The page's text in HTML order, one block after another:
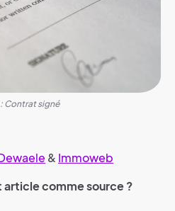
Contrat signé
& Immoweb
article comme source ?